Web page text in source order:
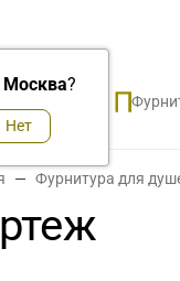
Москва?
Фурнитура для